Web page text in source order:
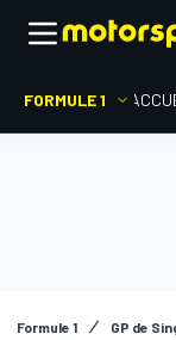
FORMULE 1
Formule 1 GP de